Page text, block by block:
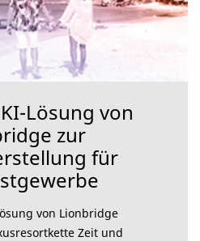
Lösung von
zur
für
von Lionbridge
Zeit und